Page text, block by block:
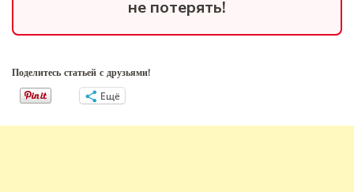
не потерять!
Поделитесь статьей с друзьями!
Ещё